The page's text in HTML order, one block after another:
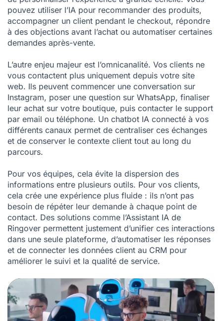
pouvez utiliser l’IA pour recommander des produits,
accompagner un client pendant le checkout, répondre
à des objections avant l’achat ou automatiser certaines
demandes après-vente.
L’autre enjeu majeur est l’omnicanalité. Vos clients ne
vous contactent plus uniquement depuis votre site
web. Ils peuvent commencer une conversation sur
Instagram, poser une question sur WhatsApp, finaliser
leur achat sur votre boutique, puis contacter le support
par email ou téléphone. Un chatbot IA connecté à vos
différents canaux permet de centraliser ces échanges
et de conserver le contexte client tout au long du
parcours.
Pour vos équipes, cela évite la dispersion des
informations entre plusieurs outils. Pour vos clients,
cela crée une expérience plus fluide : ils n’ont pas
besoin de répéter leur demande à chaque point de
contact. Des solutions comme l’Assistant IA de
Ringover permettent justement d’unifier ces interactions
dans une seule plateforme, d’automatiser les réponses
et de connecter les données client au CRM pour
améliorer le suivi et la qualité de service.